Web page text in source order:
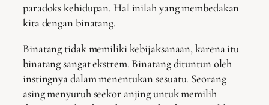
paradoks kehidupan. Hal inilah yang membedakan
kita dengan binatang.
Binatang tidak memiliki kebijaksanaan, karena itu
binatang sangat ekstrem. Binatang dituntun oleh
instingnya dalam menentukan sesuatu. Seorang
asing menyuruh seekor anjing untuk memilih